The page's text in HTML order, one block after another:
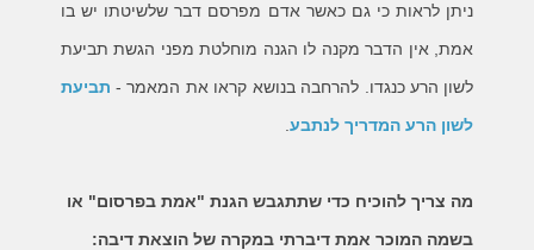
ניתן לראות כי גם כאשר אדם מפרסם דבר שלשיטתו יש בו
אמת, אין הדבר מקנה לו הגנה מוחלטת מפני הגשת תביעת
לשון הרע כנגדו. להרחבה בנושא קראו את המאמר - תביעת
לשון הרע המדריך לנתבע.
מה צריך להוכיח כדי שתתגבש הגנת "אמת בפרסום" או
בשמה המוכר אמת דיברתי במקרה של הוצאת דיבה: